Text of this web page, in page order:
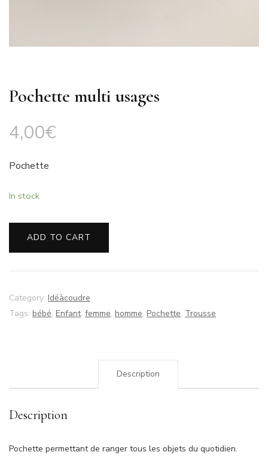
Pochette multi usages
4,00€
Pochette
In stock
ADD TO CART
Category: Idéàcoudre
Tags: bébé, Enfant, femme, homme, Pochette, Trousse
Description
Description
Pochette permettant de ranger tous les objets du quotidien.